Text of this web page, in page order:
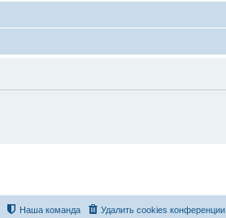
Удалить cookies конференции
Наша команда